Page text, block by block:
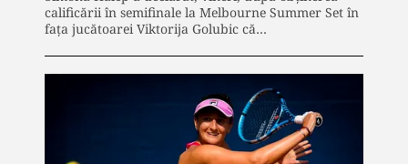
calificării în semifinale la Melbourne Summer Set în
fața jucătoarei Viktorija Golubic că…